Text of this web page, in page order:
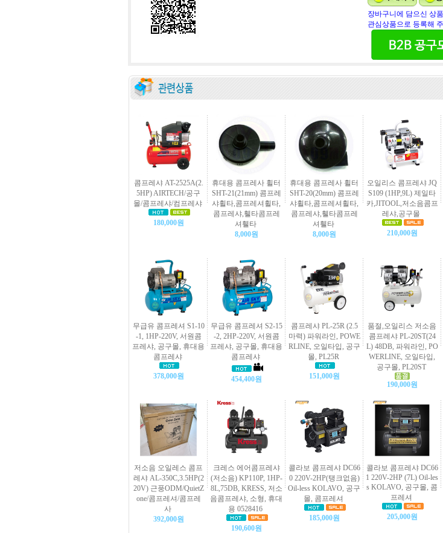
장바구니에 담으신 상
관심상품으로 등록해
콤프레샤 AT-2525A(2.
5HP) AIRTECH/공구
몰/콤프레샤/컴프레샤
180,000원
휴대용 콤프레사 휠터
SHT-21(21mm) 콤프레
샤휠타,콤프레셔휠타,
콤프레샤,휄타콤프레
셔휄타
8,000원
휴대용 콤프레사 휠터
SHT-20(20mm) 콤프레
샤휠타,콤프레셔휠타,
콤프레샤,휄타콤프레
셔휄타
8,000원
오일리스 콤프레샤 JQ
S109 (1HP,9L) 제일타
카,JITOOL,저소음콤프
레샤,공구몰
210,000원
무급유 콤프레셔 S1-10
-1, 1HP-220V, 서원콤
프레샤, 공구몰, 휴대용
콤프레샤
378,000원
무급유 콤프레셔 S2-15
-2, 2HP-220V, 서원콤
프레샤, 공구몰, 휴대용
콤프레샤
454,400원
콤프레샤 PL-25R (2.5
마력) 파워라인, POWE
RLINE, 오일타입, 공구
몰, PL25R
151,000원
품절,오일리스 저소음
콤프레샤 PL-20ST(24
L) 48DB, 파워라인, PO
WERLINE, 오일타입,
공구몰, PL20ST
190,000원
저소음 오일레스 콤프
레샤 AL-350C,3.5HP(2
20V) 근풍ODM/QuietZ
one/콤프레셔/콤프레
사
392,000원
크레스 에어콤프레샤
(저소음) KP110P, 1HP-
8L,75DB, KRESS, 저소
음콤프레샤, 소형, 휴대
용 0528416
190,600원
콜라보 콤프레샤 DC66
0 220V-2HP(탱크없음)
Oil-less KOLAVO, 공구
몰, 콤프레셔
185,000원
콜라보 콤프레샤 DC66
1 220V-2HP (7L) Oil-les
s KOLAVO, 공구몰, 콤
프레셔
205,000원